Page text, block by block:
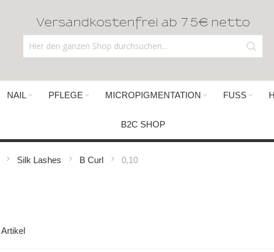
Versandkostenfrei ab 75€ netto
NAIL PFLEGE MICROPIGMENTATION FUSS
B2C SHOP
Silk Lashes B Curl 0,10
Artikel